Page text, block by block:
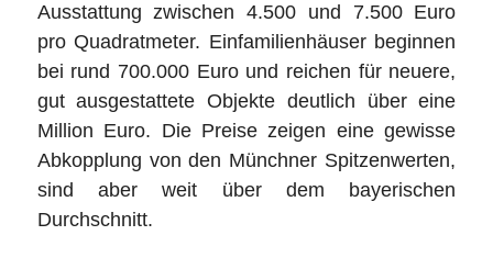
Ausstattung zwischen 4.500 und 7.500 Euro
pro Quadratmeter. Einfamilienhäuser beginnen
bei rund 700.000 Euro und reichen für neuere,
gut ausgestattete Objekte deutlich über eine
Million Euro. Die Preise zeigen eine gewisse
Abkopplung von den Münchner Spitzenwerten,
sind aber weit über dem bayerischen
Durchschnitt.